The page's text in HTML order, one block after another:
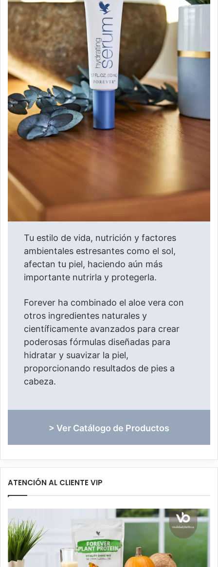
Tu estilo de vida, nutrición y factores
ambientales estresantes como el sol,
afectan tu piel, haciendo aún más
importante nutrirla y protegerla.
Forever ha combinado el aloe vera con
otros ingredientes naturales y
científicamente avanzados para crear
poderosas fórmulas diseñadas para
hidratar y suavizar la piel,
proporcionando resultados de pies a
cabeza.
> Ver Catálogo de Productos
ATENCIÓN AL CLIENTE VIP